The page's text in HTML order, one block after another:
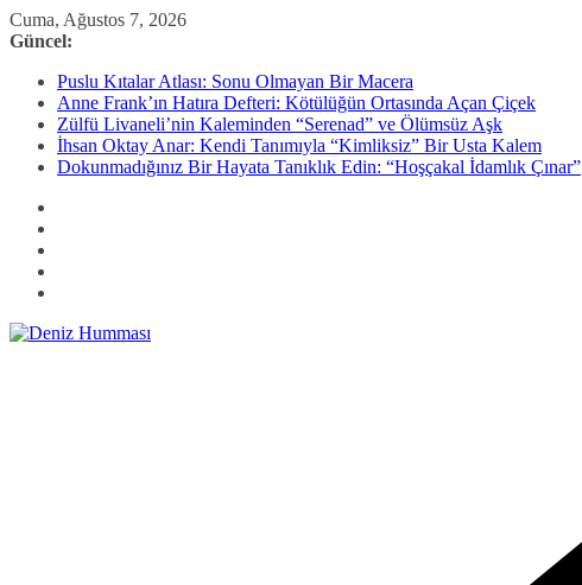
Skip
to
Cuma, Ağustos 7, 2026
Güncel:
Puslu Kıtalar Atlası: Sonu Olmayan Bir Macera
Anne Frank’ın Hatıra Defteri: Kötülüğün Ortasında Açan Çiçek
Zülfü Livaneli’nin Kaleminden “Serenad” ve Ölümsüz Aşk
İhsan Oktay Anar: Kendi Tanımıyla “Kimliksiz” Bir Usta Kalem
Dokunmadığınız Bir Hayata Tanıklık Edin: “Hoşçakal İdamlık Çınar”